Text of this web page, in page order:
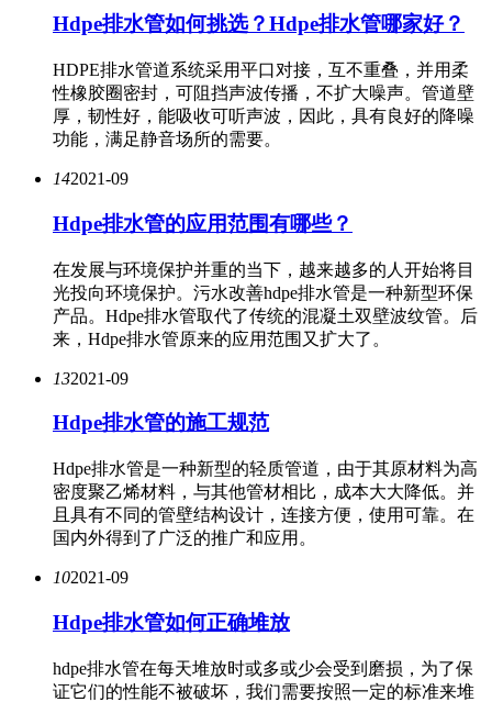
Hdpe排水管如何挑选？Hdpe排水管哪家好？
HDPE排水管道系统采用平口对接，互不重叠，并用柔
性橡胶圈密封，可阻挡声波传播，不扩大噪声。管道壁
厚，韧性好，能吸收可听声波，因此，具有良好的降噪
功能，满足静音场所的需要。
142021-09
Hdpe排水管的应用范围有哪些？
在发展与环境保护并重的当下，越来越多的人开始将目
光投向环境保护。污水改善hdpe排水管是一种新型环保
产品。Hdpe排水管取代了传统的混凝土双壁波纹管。后
来，Hdpe排水管原来的应用范围又扩大了。
132021-09
Hdpe排水管的施工规范
Hdpe排水管是一种新型的轻质管道，由于其原材料为高
密度聚乙烯材料，与其他管材相比，成本大大降低。并
且具有不同的管壁结构设计，连接方便，使用可靠。在
国内外得到了广泛的推广和应用。
102021-09
Hdpe排水管如何正确堆放
hdpe排水管在每天堆放时或多或少会受到磨损，为了保
证它们的性能不被破坏，我们需要按照一定的标准来堆